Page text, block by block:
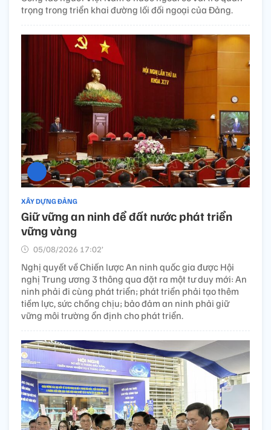
trọng trong triển khai đường lối đối ngoại của Đảng.
XÂY DỰNG ĐẢNG
Giữ vững an ninh để đất nước phát triển
vững vàng
05/08/2026 17:02’
Nghị quyết về Chiến lược An ninh quốc gia được Hội
nghị Trung ương 3 thông qua đặt ra một tư duy mới: An
ninh phải đi cùng phát triển; phát triển phải tạo thêm
tiềm lực, sức chống chịu; bảo đảm an ninh phải giữ
vững môi trường ổn định cho phát triển.